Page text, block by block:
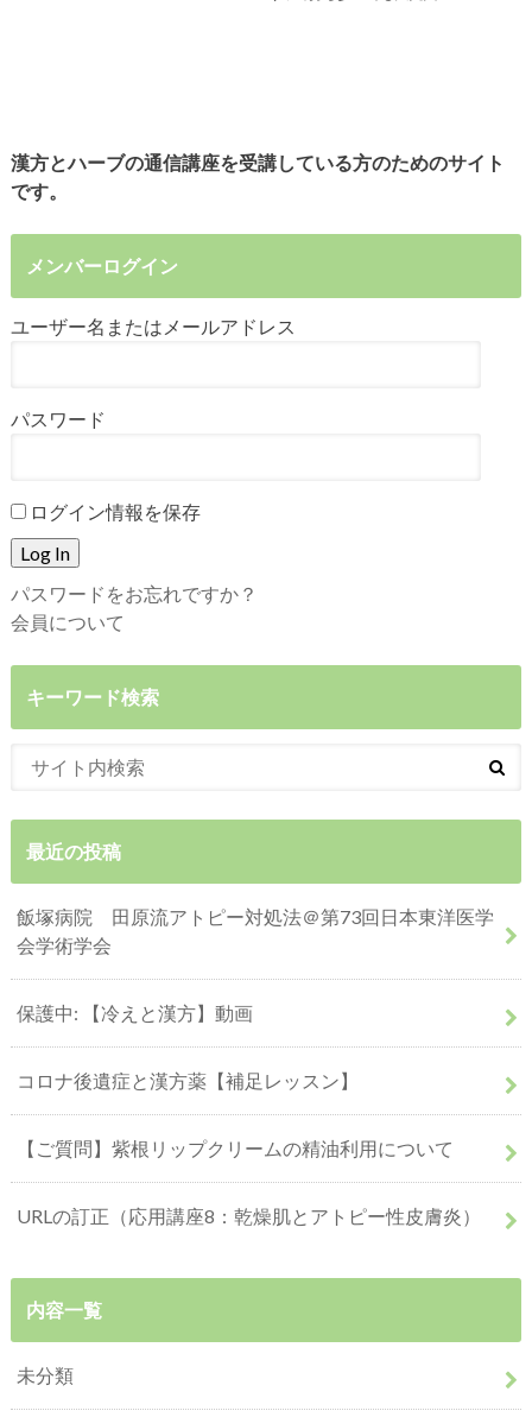
漢方とハーブの通信講座を受講している方のためのサイト
です。
メンバーログイン
ユーザー名またはメールアドレス
パスワード
ログイン情報を保存
パスワードをお忘れですか？
会員について
キーワード検索
最近の投稿
飯塚病院 田原流アトピー対処法＠第73回日本東洋医学
会学術学会
保護中: 【冷えと漢方】動画
コロナ後遺症と漢方薬【補足レッスン】
【ご質問】紫根リップクリームの精油利用について
URLの訂正（応用講座8：乾燥肌とアトピー性皮膚炎）
内容一覧
未分類